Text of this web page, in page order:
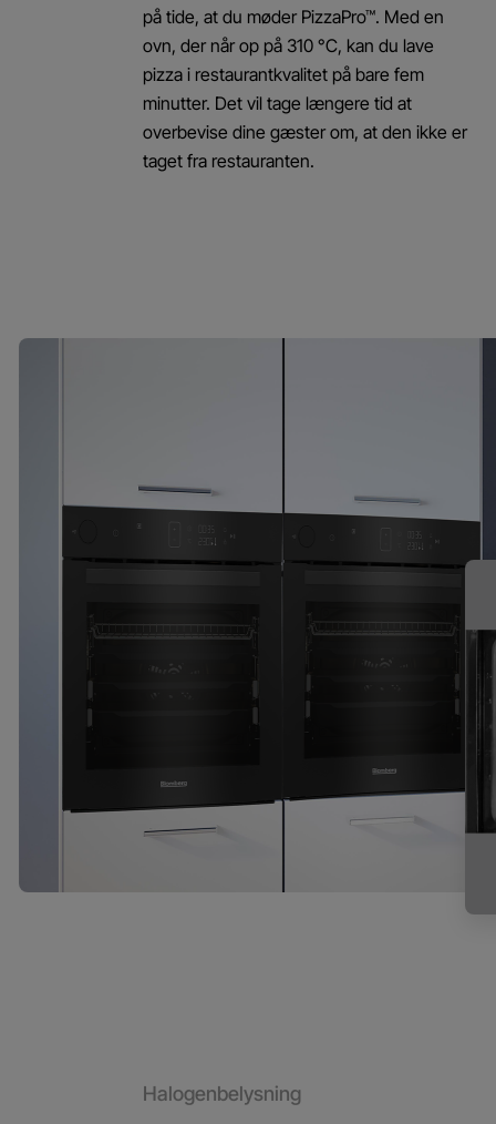
på tide, at du møder PizzaPro™. Med en
ovn, der når op på 310 °C, kan du lave
pizza i restaurantkvalitet på bare fem
minutter. Det vil tage længere tid at
overbevise dine gæster om, at den ikke er
taget fra restauranten.
Halogenbelysning